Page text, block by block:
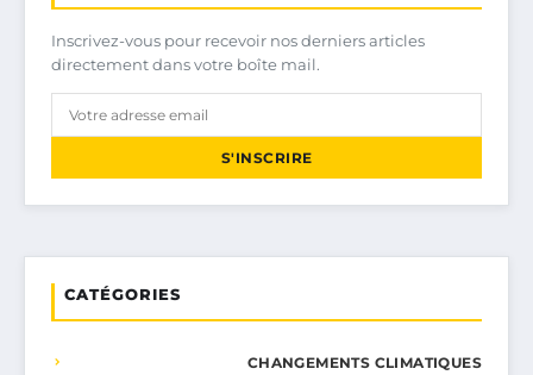
Inscrivez-vous pour recevoir nos derniers articles
directement dans votre boîte mail.
S'INSCRIRE
CATÉGORIES
CHANGEMENTS CLIMATIQUES